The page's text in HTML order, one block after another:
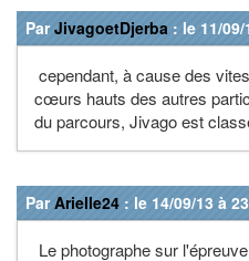
ParJivagoetDjerba : le 11/
cependant, à cause des
cœurs hauts des autres
du parcours, Jivago est
ParArielle24 : le 14/09/13 à
Le photographe sur